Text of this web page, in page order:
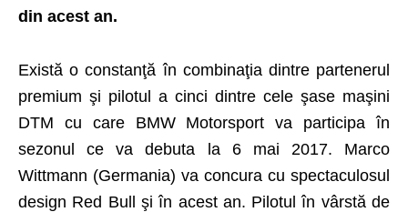
din acest an.
Există o constanţă în combinaţia dintre partenerul
premium şi pilotul a cinci dintre cele şase maşini
DTM cu care BMW Motorsport va participa în
sezonul ce va debuta la 6 mai 2017. Marco
Wittmann (Germania) va concura cu spectaculosul
design Red Bull şi în acest an. Pilotul în vârstă de